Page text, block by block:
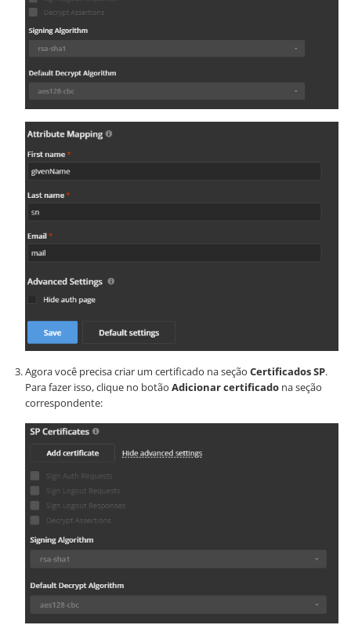
Agora você precisa criar um certificado na seção Certificados SP.
Para fazer isso, clique no botão Adicionar certificado na seção
correspondente: